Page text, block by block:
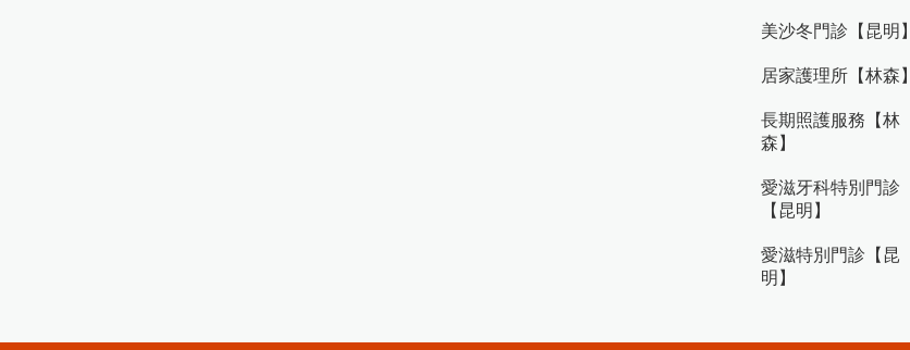
美沙冬門診【昆明】
居家護理所【林森】
長期照護服務【林
森】
愛滋牙科特別門診
【昆明】
愛滋特別門診【昆
明】